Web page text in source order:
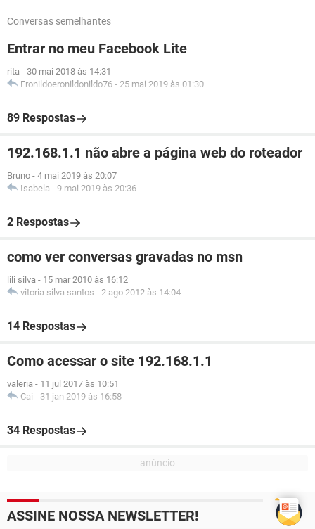
Conversas semelhantes
Entrar no meu Facebook Lite
rita - 30 mai 2018 às 14:31
Eronildoeronildonildo76 - 25 mai 2019 às 01:30
89 Respostas
192.168.1.1 não abre a página web do roteador
Bruno - 4 mai 2019 às 20:07
Isabela - 9 mai 2019 às 20:36
2 Respostas
como ver conversas gravadas no msn
lili silva - 15 mar 2010 às 16:12
vitoria silva santos - 2 ago 2012 às 14:04
14 Respostas
Como acessar o site 192.168.1.1
valeria - 11 jul 2017 às 10:51
Cai - 31 jan 2019 às 16:58
34 Respostas
ASSINE NOSSA NEWSLETTER!